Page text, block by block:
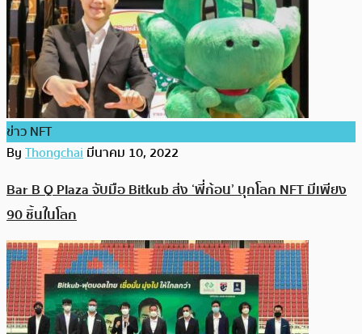
ข่าว NFT
ByThongchaiมีนาคม 10, 2022
Bar B Q Plaza จับมือ Bitkub ส่ง ‘พี่ก้อน’ บุกโลก NFT มีเพียง
90 ชิ้นในโลก